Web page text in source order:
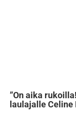
”On aika
laulajalle